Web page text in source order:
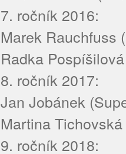
7. ročník 2016:
Marek Rauchfuss
Radka
8. ročník 2017:
Jan Jobánek
Martina
9. ročník 2018: